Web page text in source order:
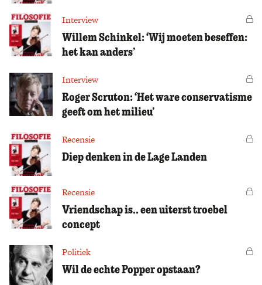
Interview
Willem Schinkel: ‘Wij moeten beseffen:
het kan anders’
Interview
Roger Scruton: ‘Het ware conservatisme
geeft om het milieu’
Recensie
Diep denken in de Lage Landen
Recensie
Vriendschap is.. een uiterst troebel
concept
Politiek
Wil de echte Popper opstaan?